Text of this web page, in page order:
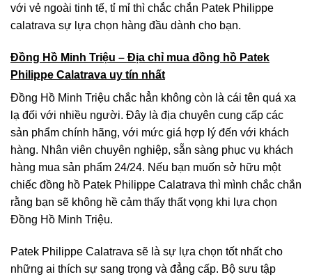
với vẻ ngoài tinh tế, tỉ mỉ thì chắc chắn Patek Philippe
calatrava sự lựa chọn hàng đầu dành cho bạn.
Đồng Hồ Minh Triệu – Địa chỉ mua đồng hồ Patek
Philippe Calatrava uy tín nhất
Đồng Hồ Minh Triệu chắc hẳn không còn là cái tên quá xa
lạ đối với nhiều người. Đây là địa chuyên cung cấp các
sản phẩm chính hãng, với mức giá hợp lý đến với khách
hàng. Nhân viên chuyên nghiệp, sẵn sàng phục vụ khách
hàng mua sản phẩm 24/24. Nếu bạn muốn sở hữu một
chiếc đồng hồ Patek Philippe Calatrava thì mình chắc chắn
rằng bạn sẽ không hề cảm thấy thất vọng khi lựa chọn
Đồng Hồ Minh Triệu.
Patek Philippe Calatrava sẽ là sự lựa chọn tốt nhất cho
những ai thích sự sang trọng và đẳng cấp. Bộ sưu tập